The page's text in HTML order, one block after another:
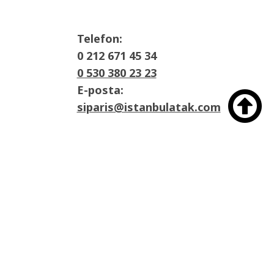

Telefon:
0 212 671 45 34
0 530 380 23 23
E-posta:
siparis@istanbulatak.com